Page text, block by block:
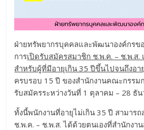
ฝ่ายทรัพยากรบุคคลและพัฒนาองค์กรข
การเปิดรับสมัครสมาชิก ช.พ.ค. – ช.พ.ส.
สำหรับผู้ที่มีอายุเกิน 35 ปีขึ้นไปจนถึงอา
ครบรอบ 15 ปี ของสำนักงานคณะกรรม
รับสมัครระหว่างวันที่ 1 ตุลาคม – 28 ธัน
ทั้งนี้พนักงานที่อายุไม่เกิน 35 ปี สามาร
ช.พ.ค. – ช.พ.ส. ได้ด้วยตนเองที่สำนักงา